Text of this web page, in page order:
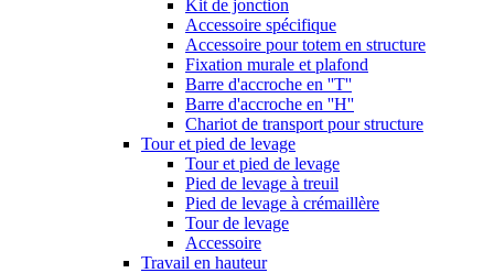
Kit de jonction
Accessoire spécifique
Accessoire pour totem en structure
Fixation murale et plafond
Barre d'accroche en ''T''
Barre d'accroche en ''H''
Chariot de transport pour structure
Tour et pied de levage
Tour et pied de levage
Pied de levage à treuil
Pied de levage à crémaillère
Tour de levage
Accessoire
Travail en hauteur